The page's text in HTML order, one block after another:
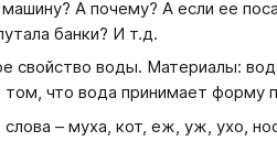
А почему? А если ее
банки? И т.д.
свойство воды. Материалы:
том, что вода принимает форму
слова – муха, кот, еж, уж, ухо,